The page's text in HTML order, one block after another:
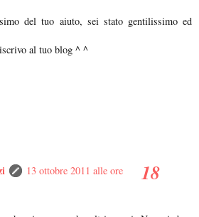
del tuo aiuto, sei stato gentilissimo ed
al tuo blog ^ ^
13 ottobre 2011 alle ore